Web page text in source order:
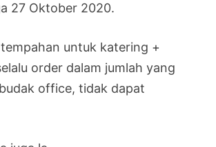
27 Oktober 2020.
untuk katering +
order dalam jumlah yang
office, tidak dapat